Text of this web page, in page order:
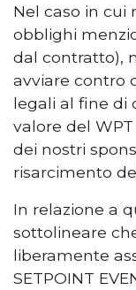
Nel caso in cui
obblighi
dal contratto),
avviare contro
legali al fine di
valore del
dei nostri
risarcimento
In relazione a
sottolineare
liberamente
SETPOINT